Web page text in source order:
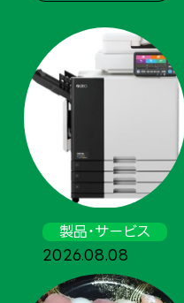
製品・サービス
2026.08.08